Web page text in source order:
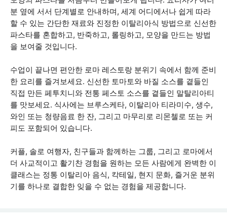
분 옆에 서서 단계별로 안내하며, 세계 어디에서나 쉽게 따라
할 수 있는 간단한 재료와 진정한 이탈리아식 방법으로 신선한
파스타를 혼합하고, 반죽하고, 롤링하고, 모양을 만드는 방법
을 보여줄 것입니다.
수업이 끝나면 편안한 로마 레스토랑 분위기 속에서 함께 준비
한 요리를 즐겨보세요. 신선한 토마토와 바질 소스를 곁들인
직접 만든 페투치니와 전통 페스토 소스를 곁들인 말탈리아티
를 맛보세요. 식사에는 브루스케타, 이탈리아 티라미수, 생수,
와인 또는 청량음료 한 잔, 그리고 마무리로 리몬첼로 또는 커
피도 포함되어 있습니다.
커플, 솔로 여행자, 친구들과 함께하는 그룹, 그리고 로마에서
더 사교적이고 활기찬 경험을 원하는 모든 사람에게 완벽한 이
클래스는 정통 이탈리아 음식, 칵테일, 현지 문화, 즐거운 분위
기를 하나로 결합한 잊을 수 없는 경험을 제공합니다.